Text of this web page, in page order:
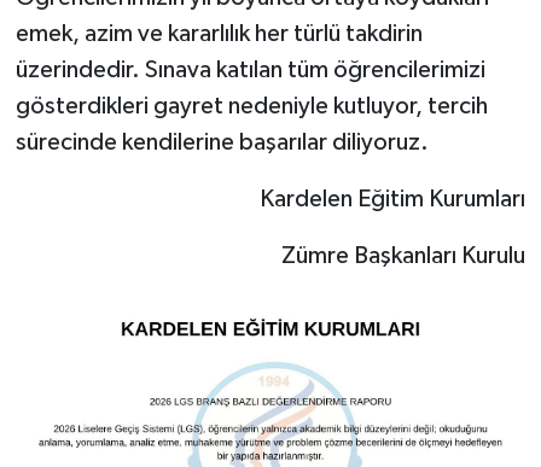
emek, azim ve kararlılık her türlü takdirin
üzerindedir. Sınava katılan tüm öğrencilerimizi
gösterdikleri gayret nedeniyle kutluyor, tercih
sürecinde kendilerine başarılar diliyoruz.
Kardelen Eğitim Kurumları
Zümre Başkanları Kurulu